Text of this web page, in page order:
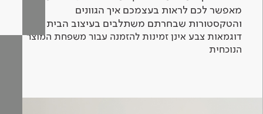
מאפשר לכם לראות בעצמכם איך הגוונים
והטקסטורות שבחרתם משתלבים בעיצוב הבית.
דוגמאות צבע אינן זמינות להזמנה עבור משפחת המוצר
הנוכחית